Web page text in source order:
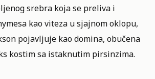
srebra koja se preliva i
kao viteza u sjajnom oklopu,
pojavljuje kao domina, obučena
kostim sa istaknutim pirsinzima.